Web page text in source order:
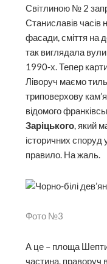
Світлиною № 2
Станиславів часів
фасади, сміття на
так виглядала
1990-х. Тепер
Ліворуч маємо
триповерхову
відомого
Заріцького, який
історичних споруд
правило. На жаль.
Фото №3
А це – площа
частина, праворуч